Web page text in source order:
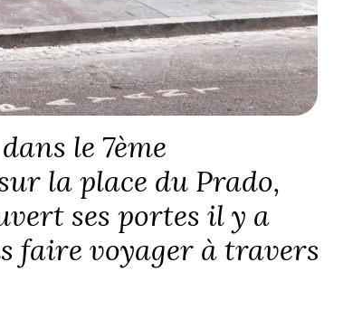
le 7ème
la place du Prado,
ses portes il y a
faire voyager à travers